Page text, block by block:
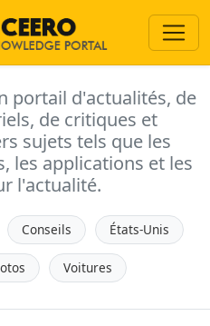
portail d'actualités, de
de critiques et
sujets tels que les
les applications et les
l'actualité.
Conseils États-Unis
Voitures